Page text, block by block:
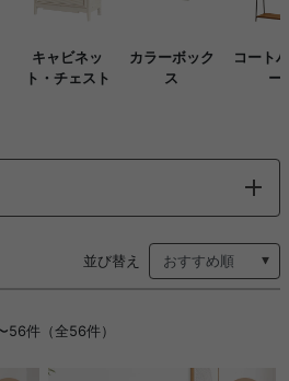
キャビネッ
ト・チェスト
カラーボック
ス
コート
ー
並び替え
56件（全56件）